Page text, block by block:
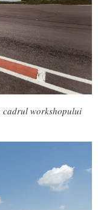
cadrul workshopului